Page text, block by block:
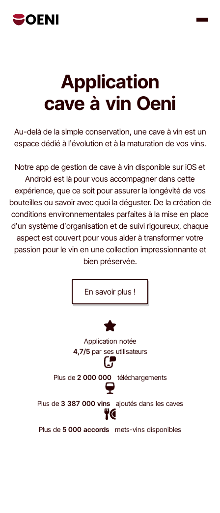
Application
cave à vin Oeni
Au-delà de la simple conservation, une cave à vin est un
espace dédié à l’évolution et à la maturation de vos vins.
Notre app de gestion de cave à vin disponible sur iOS et
Android est là pour vous accompagner dans cette
expérience, que ce soit pour assurer la longévité de vos
bouteilles ou savoir avec quoi la déguster. De la création de
conditions environnementales parfaites à la mise en place
d’un système d’organisation et de suivi rigoureux, chaque
aspect est couvert pour vous aider à transformer votre
passion pour le vin en une collection impressionnante et
bien préservée.
En savoir plus !
Application notée
4,7/5par ses utilisateurs
Plus de 2 000 000 téléchargements
Plus de 3 387 000 vinsajoutés dans les caves
Plus de 5 000 accords mets-vins disponibles